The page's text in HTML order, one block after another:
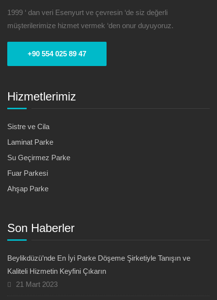
1999 ‘ dan veri Esenyurt ve çevresin ‘de siz değerli
müşterilerimize hizmet vermek ‘den onur duyuyoruz.
+90 554 025 89 47
Hizmetlerimiz
Sistre ve Cila
Laminat Parke
Su Geçirmez Parke
Fuar Parkesi
Ahşap Parke
Son Haberler
Beylikdüzü’nde En İyi Parke Döşeme Şirketiyle Tanışın ve
Kaliteli Hizmetin Keyfini Çıkarın
21 Mart 2023